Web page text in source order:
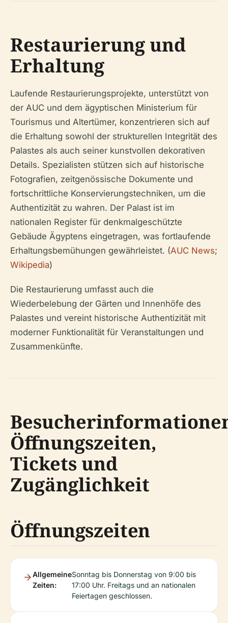
Restaurierung und
Erhaltung
Laufende Restaurierungsprojekte, unterstützt von
der AUC und dem ägyptischen Ministerium für
Tourismus und Altertümer, konzentrieren sich auf
die Erhaltung sowohl der strukturellen Integrität des
Palastes als auch seiner kunstvollen dekorativen
Details. Spezialisten stützen sich auf historische
Fotografien, zeitgenössische Dokumente und
fortschrittliche Konservierungstechniken, um die
Authentizität zu wahren. Der Palast ist im
nationalen Register für denkmalgeschützte
Gebäude Ägyptens eingetragen, was fortlaufende
Erhaltungsbemühungen gewährleistet. (AUC News;
Wikipedia)
Die Restaurierung umfasst auch die
Wiederbelebung der Gärten und Innenhöfe des
Palastes und vereint historische Authentizität mit
moderner Funktionalität für Veranstaltungen und
Zusammenkünfte.
Öffnungszeiten,
Tickets und
Zugänglichkeit
Öffnungszeiten
Allgemeine
Zeiten:
Sonntag bis Donnerstag von 9:00 bis
17:00 Uhr. Freitags und an nationalen
Feiertagen geschlossen.